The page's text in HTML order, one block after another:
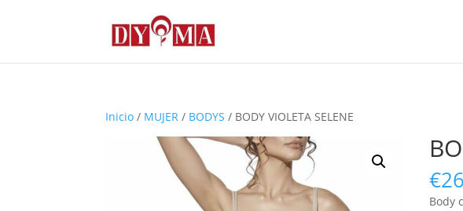
Inicio / MUJER / BODYS / BODY VIOLETA SELENE
€
Body